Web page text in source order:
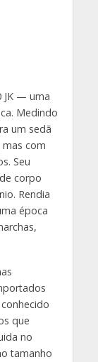
JK — uma
Medindo
um sedã
com
Seu
corpo
Rendia
época
que
no
tamanho